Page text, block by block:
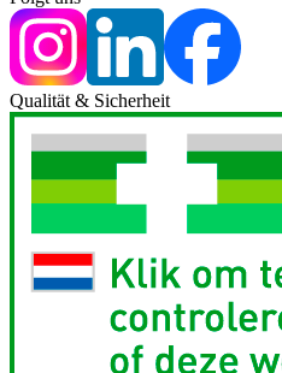
Qualität & Sicherheit